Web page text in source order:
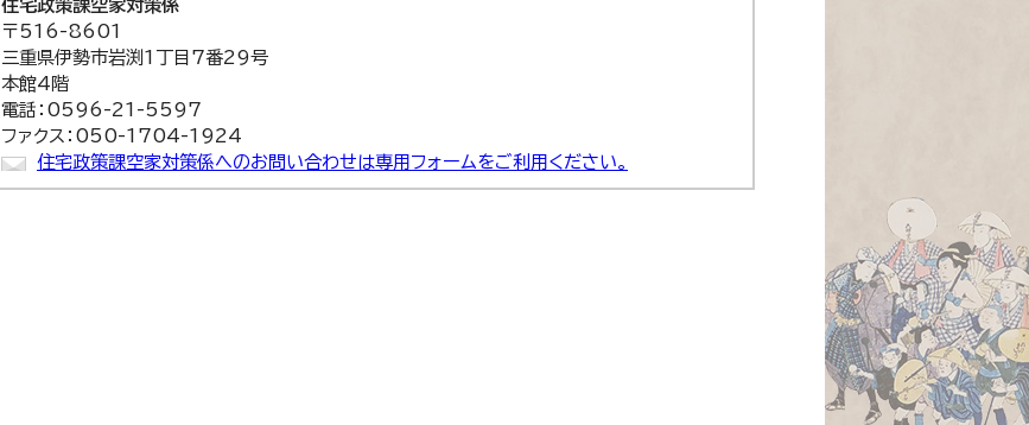
住宅政策課空家対策係
〒516-8601
三重県伊勢市岩渕1丁目7番29号
本館4階
電話：0596-21-5597
ファクス：050-1704-1924
住宅政策課空家対策係へのお問い合わせは専用フォームをご利用ください。